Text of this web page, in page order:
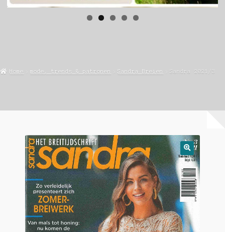
Home mode, trends & patronen Sandra Breien Sandra 2021/3
🔍